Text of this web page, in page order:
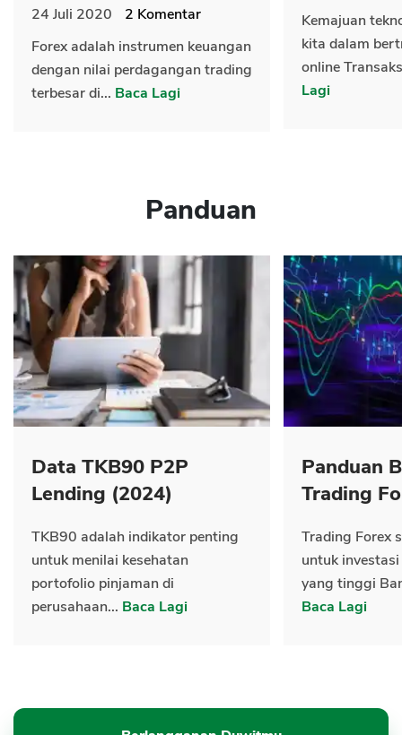
24 Juli 2020 2 Komentar
Forex adalah instrumen keuangan
dengan nilai perdagangan trading
terbesar di... Baca Lagi
Kemajuan
kita dalam
online
Lagi
Panduan
Data TKB90 P2P
Lending (2024)
TKB90 adalah indikator penting
untuk menilai kesehatan
portofolio pinjaman di
perusahaan... Baca Lagi
Panduan
Trading
Trading Forex
untuk
yang tinggi
Baca Lagi